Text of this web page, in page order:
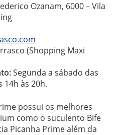
Ozanam, 6000 – Vila
(Shopping Maxi
Segunda a sábado das
14h às 20h.
possui os melhores
como o suculento Bife
Picanha Prime além da